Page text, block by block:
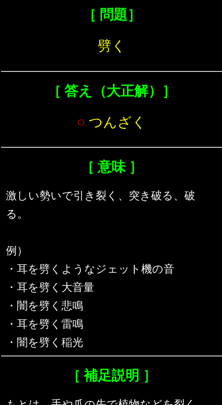
［ 問題］
劈く
［ 答え（大正解）］
○ つんざく
［ 意味 ］
激しい勢いで引き裂く、突き破る、破
る。
例）
・耳を劈くようなジェット機の音
・耳を劈く大音量
・闇を劈く悲鳴
・耳を劈く雷鳴
・闇を劈く稲光
［ 補足説明 ］